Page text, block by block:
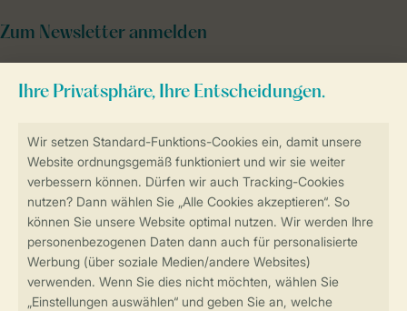
Sicher und schnell zur Online-Buchung
Sichere Datenübertragung
Sicheres Bezahlen
Zum Newsletter anmelden